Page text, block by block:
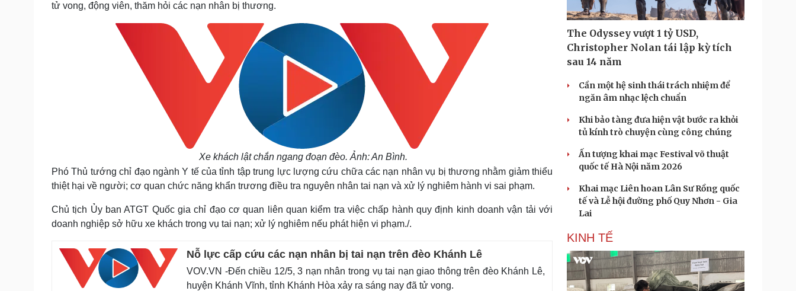
tử vong, động viên, thăm hỏi các nạn nhân bị thương.
Xe khách lật chắn ngang đoạn đèo. Ảnh: An Bình.
Phó Thủ tướng chỉ đạo ngành Y tế của tỉnh tập trung lực lượng cứu chữa các nạn nhân vụ bị thương nhằm giảm thiểu
thiệt hại về người; cơ quan chức năng khẩn trương điều tra nguyên nhân tai nạn và xử lý nghiêm hành vi sai phạm.
Chủ tịch Ủy ban ATGT Quốc gia chỉ đạo cơ quan liên quan kiểm tra việc chấp hành quy định kinh doanh vận tải với
doanh nghiệp sở hữu xe khách trong vụ tai nạn; xử lý nghiêm nếu phát hiện vi phạm./.
Nỗ lực cấp cứu các nạn nhân bị tai nạn trên đèo Khánh Lê
VOV.VN -Đến chiều 12/5, 3 nạn nhân trong vụ tai nạn giao thông trên đèo Khánh Lê,
huyện Khánh Vĩnh, tỉnh Khánh Hòa xảy ra sáng nay đã tử vong.
The Odyssey vượt 1 tỷ USD,
Christopher Nolan tái lập kỳ tích
sau 14 năm
Cần một hệ sinh thái trách nhiệm để
ngăn âm nhạc lệch chuẩn
Khi bảo tàng đưa hiện vật bước ra khỏi
tủ kính trò chuyện cùng công chúng
Ấn tượng khai mạc Festival võ thuật
quốc tế Hà Nội năm 2026
Khai mạc Liên hoan Lân Sư Rồng quốc
tế và Lễ hội đường phố Quy Nhơn - Gia
Lai
KINH TẾ